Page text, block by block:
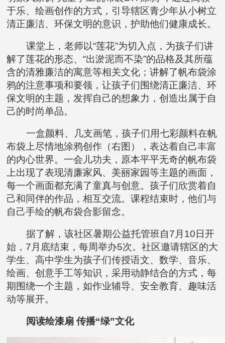
于乐、绘画创作的方式，引导辖区青少年从小树立
清正廉洁、环保文明的意识，护助他们健康成长。
课堂上，老师以“莲花”为切入点，为孩子们讲
解了莲花的形态、“出淤泥而不染”的品格及其所蕴
含的清雅廉洁的寓意等相关文化；讲解了帆布袋涂
鸦的注意事项和要领，让孩子们围绕清正廉洁、环
保文明的主题，发挥自己的想象力，创造出属于自
己的时尚单品。
一盒颜料、几支画笔，孩子们用七彩颜料在帆
布袋上尽情地涂鸦创作（右图），表达着自己丰富
的内心世界。一会儿功夫，原本平平无奇的帆布袋
上出现了表现清廉家风、美丽家园等主题的画面，
每一个画面都充满了童真与创意。孩子们欣赏着自
己和同伴的作品，相互交流。课程结束时，他们与
自己手绘的帆布袋合影留念。
据了解，该社区暑期公益托管班自7月10日开
始，7月底结束，每周举办5次。社区邀请辖区的大
学生、高中学生为孩子们传授语文、数学、音乐、
绘画、创意手工等知识，采用动静结合的方式，每
期围绕一个主题，如作业辅导、安全教育、趣味活
动等展开。
阅读绘漆扇 传播“绿”文化